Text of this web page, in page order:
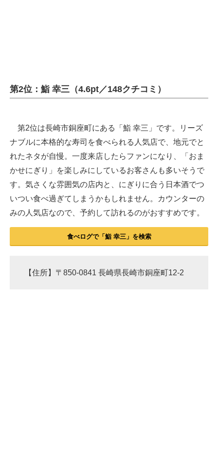
第2位：鮨 幸三（4.6pt／148クチコミ）
第2位は長崎市銅座町にある「鮨 幸三」です。リーズ
ナブルに本格的な寿司を食べられる人気店で、地元でと
れたネタが自慢。一度来店したらファンになり、「おま
かせにぎり」を楽しみにしているお客さんも多いそうで
す。気さくな雰囲気の店内と、にぎりに合う日本酒でつ
いつい食べ過ぎてしまうかもしれません。カウンターの
みの人気店なので、予約して訪れるのがおすすめです。
食べログで「鮨 幸三」を検索
【住所】〒850-0841 長崎県長崎市銅座町12-2